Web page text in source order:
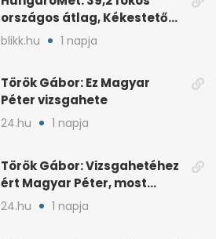
országos átlag, Kékestetőn
hajszál híján rekord
blikk.hu 1 napja
Török Gábor: Ez Magyar
Péter vizsgahete
24.hu 1 napja
Török Gábor: Vizsgahetéhez
ért Magyar Péter, most
minden róla szól
24.hu 1 napja